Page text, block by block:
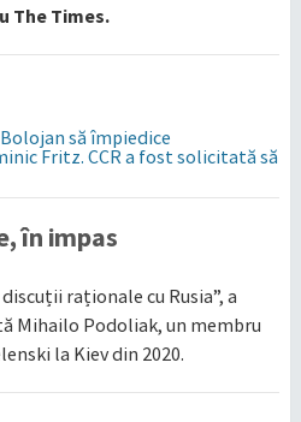
The Times.
să împiedice
Fritz. CCR a fost solicitată să
în impas
raționale cu Rusia”, a
Mihailo Podoliak, un membru
la Kiev din 2020.